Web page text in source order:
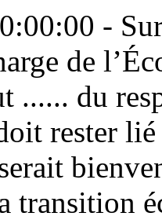
-
de
...... du
rester lié
transition